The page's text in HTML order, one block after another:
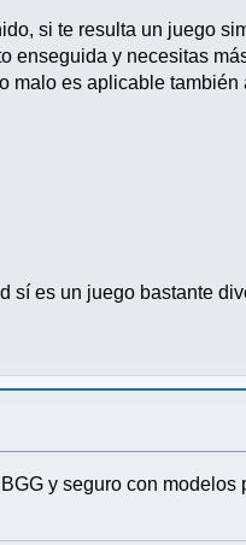
si te resulta un juego
enseguida y necesitas
malo es aplicable también
sí es un juego bastante
y seguro con